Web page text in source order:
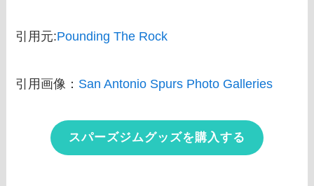
引用元:Pounding The Rock
引用画像： San Antonio Spurs Photo Galleries
スパーズジムグッズを購入する